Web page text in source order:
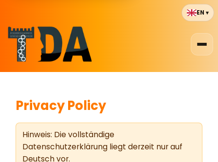
EN ▾
Privacy Policy
Hinweis: Die vollständige
Datenschutzerklärung liegt derzeit nur auf
Deutsch vor.